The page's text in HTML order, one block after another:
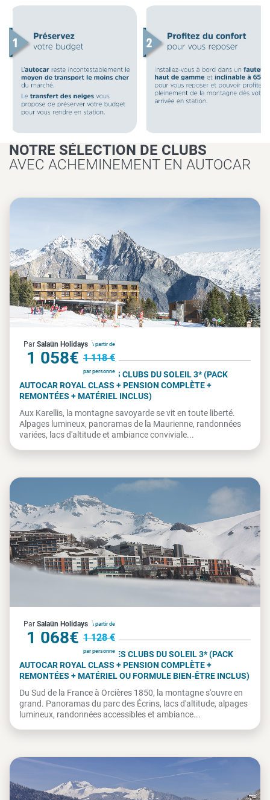
NOTRE SÉLECTION DE CLUBS
AVEC ACHEMINEMENT EN AUTOCAR
À partir de
1 058€ 1 118 €
par personne
Par Salaün Holidays
France
LES KARELLIS - VILLAGES CLUBS DU SOLEIL 3* (PACK
AUTOCAR ROYAL CLASS + PENSION COMPLÈTE +
REMONTÉES + MATÉRIEL INCLUS)
Aux Karellis, la montagne savoyarde se vit en toute liberté.
Alpages lumineux, panoramas de la Maurienne, randonnées
variées, lacs d'altitude et ambiance conviviale...
À partir de
1 068€ 1 128 €
par personne
Par Salaün Holidays
France
ORCIÈRES 1850 - VILLAGES CLUBS DU SOLEIL 3* (PACK
AUTOCAR ROYAL CLASS + PENSION COMPLÈTE +
REMONTÉES + MATÉRIEL OU FORMULE BIEN-ÊTRE INCLUS)
Du Sud de la France à Orcières 1850, la montagne s'ouvre en
grand. Panoramas du parc des Écrins, lacs d'altitude, alpages
lumineux, randonnées accessibles et ambiance...